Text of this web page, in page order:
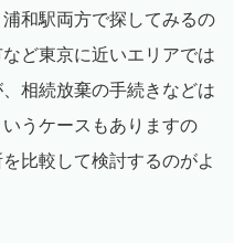
和駅両方で探してみるの
ど東京に近いエリアでは
相続放棄の手続きなどは
うケースもありますの
比較して検討するのがよ